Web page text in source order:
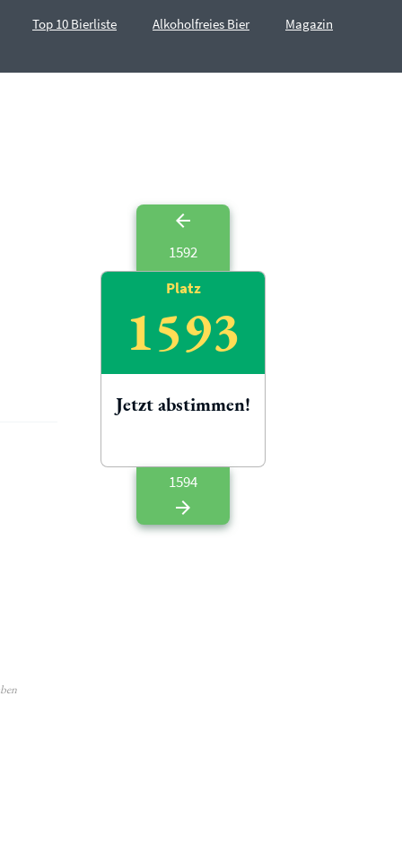
Top 10 Bierliste Alkoholfreies Bier Magazin
1592
Platz
1593
Jetzt abstimmen!
1594